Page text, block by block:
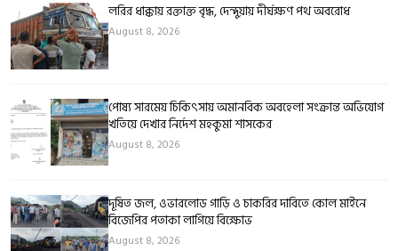
লরির ধাক্কায় রক্তাক্ত বৃদ্ধ, দেন্দুয়ায় দীর্ঘক্ষণ পথ অবরোধ
August 8, 2026
পোষ্য সারমেয় চিকিৎসায় অমানবিক অবহেলা সংক্রান্ত অভিযোগ
খতিয়ে দেখার নির্দেশ মহকুমা শাসকের
August 8, 2026
দূষিত জল, ওভারলোড গাড়ি ও চাকরির দাবিতে কোল মাইনে
বিজেপির পতাকা লাগিয়ে বিক্ষোভ
August 8, 2026